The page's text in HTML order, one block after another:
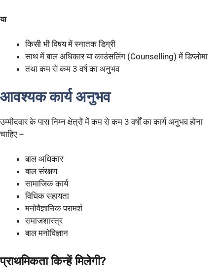
या
किसी भी विषय में स्नातक डिग्री
साथ में बाल अधिकार या काउंसलिंग (Counselling) में डिप्लोमा
तथा कम से कम 3 वर्ष का अनुभव
आवश्यक कार्य अनुभव
उम्मीदवार के पास निम्न क्षेत्रों में कम से कम 3 वर्षों का कार्य अनुभव होना
चाहिए –
बाल अधिकार
बाल संरक्षण
सामाजिक कार्य
विधिक सहायता
मनोवैज्ञानिक परामर्श
समाजशास्त्र
बाल मनोविज्ञान
प्राथमिकता किन्हें मिलेगी?